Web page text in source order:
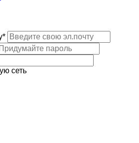
сеть